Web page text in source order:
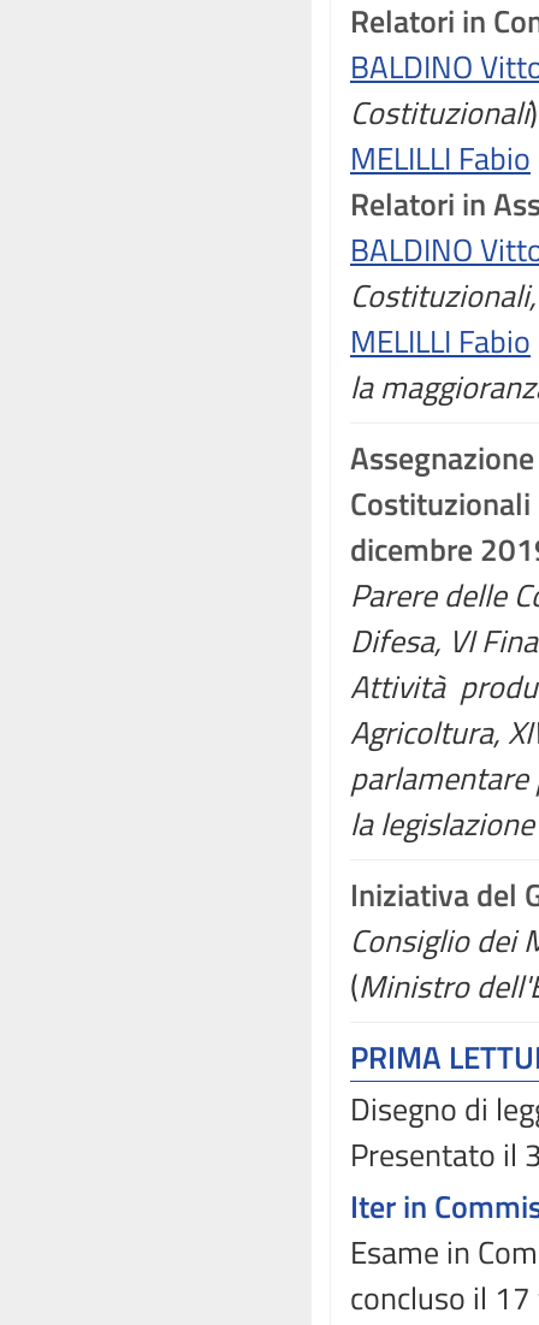
Relatori in
BALDINO
Costituzionali)
MELILLI Fabio
Relatori in
BALDINO
MELILLI Fabio
la
Assegnazione
Costituzionali
dicembre
Parere delle
Difesa, VI
Attività
Agricoltura,
la legislazione
Iniziativa del
Consiglio dei
(Ministro
PRIMA
Disegno di
Presentato il
Iter in
Esame in
concluso il